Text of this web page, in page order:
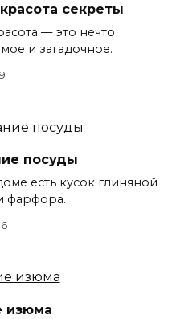
секреты
— это нечто
и загадочное.
посуды
есть кусок глиняной
фарфора.
изюма